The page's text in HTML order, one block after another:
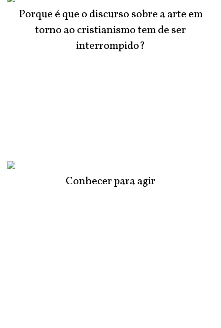
Porque é que o discurso sobre a arte em
torno ao cristianismo tem de ser
interrompido?
Conhecer para agir